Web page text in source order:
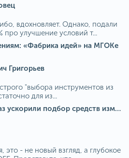
вдохновляет. Однако, подали
про улучшение условий т...
«Фабрика идей» на МГОКе
Григорьев
"выбора инструментов из
для из...
На ОДК-Сатурн в 30 раз ускорили подбор средств измерения для контроля качества продукции
это - не новый взгляд, а глубокое